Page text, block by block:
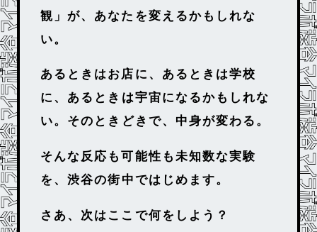
観」が、あなたを変えるかもしれな
い。
あるときはお店に、 あるときは学校
に、 あるときは宇宙になるかもしれな
い。 そのときどきで、中身が変わる。
そんな反応も可能性も未知数な実験
を、渋谷の街中ではじめます。
さあ、次はここで何をしよう？